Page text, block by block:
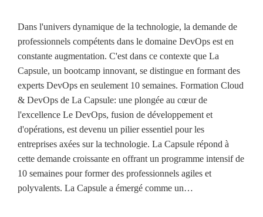
Dans l'univers dynamique de la technologie, la demande de
professionnels compétents dans le domaine DevOps est en
constante augmentation. C'est dans ce contexte que La
Capsule, un bootcamp innovant, se distingue en formant des
experts DevOps en seulement 10 semaines. Formation Cloud
& DevOps de La Capsule: une plongée au cœur de
l'excellence Le DevOps, fusion de développement et
d'opérations, est devenu un pilier essentiel pour les
entreprises axées sur la technologie. La Capsule répond à
cette demande croissante en offrant un programme intensif de
10 semaines pour former des professionnels agiles et
polyvalents. La Capsule a émergé comme un…